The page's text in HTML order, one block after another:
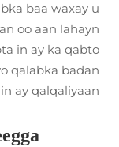
baa waxay u
oo aan lahayn
in ay ka qabto
qalabka badan
ay qalqaliyaan.